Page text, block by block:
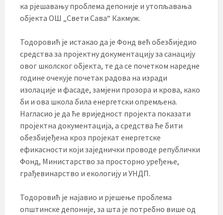
ка рјешавању проблема депоније и утопљавања
објекта ОШ „Свети Сава“ Какмуж.
Тодоровић је истакао да је Фонд већ обезбиједио
средства за пројектну документацију за санацију
овог школског објекта, те да се почетком наредне
године очекује почетак радова на изради
изолације и фасаде, замјени прозора и крова, како
би и ова школа била енергетски опремљена.
Нагласио је да ће вриједност пројекта показати
пројектна документација, а средства ће бити
обезбијеђена кроз пројекат енергетске
ефикасности који заједнички проводе републички
Фонд, Министарство за просторно уређење,
грађевинарство и екологију и УНДП.
Тодоровић је најавио и рјешење проблема
општинске депоније, за шта је потребно више од